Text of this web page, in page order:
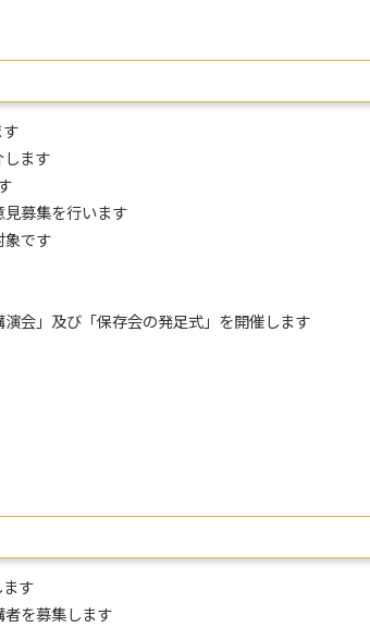
す
します
募集を行います
象です
会」及び「保存会の発足式」を開催します
す
者を募集します